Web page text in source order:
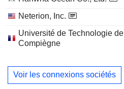
Neterion, Inc.
Université de Technologie de
Compiègne
Voir les connexions sociétés